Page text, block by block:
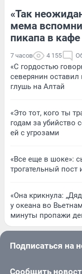
«Так
мема
пикапа в
7 часов 4 155
«С гордостью
северянин
глушь на Алтай
«Это тот, кого ты
годам за убийство
ей с угрозами
«Все еще в шоке»:
трогательный пост
«Она крикнула:
у океана во
минуты пропажи
Подписаться на
Сообщить